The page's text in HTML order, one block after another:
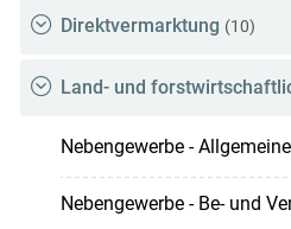
Direktvermarktung (10)
Land- und
Nebengewerbe -
Nebengewerbe - Be- und